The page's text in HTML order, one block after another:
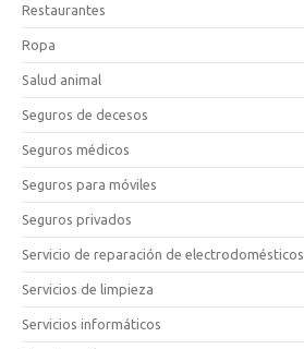
Restaurantes
Ropa
Salud animal
Seguros de decesos
Seguros médicos
Seguros para móviles
Seguros privados
Servicio de reparación de electrodomésticos
Servicios de limpieza
Servicios informáticos